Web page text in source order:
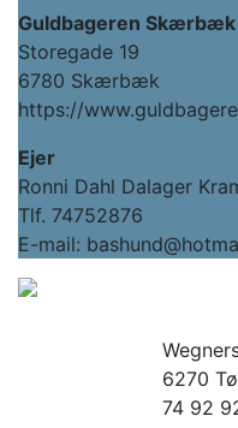
Guldbageren Skærbæk
Storegade 19
6780 Skærbæk
https://
Ejer
Ronni Dahl Dalager
Tlf. 74752876
E-mail:
6270
74 92